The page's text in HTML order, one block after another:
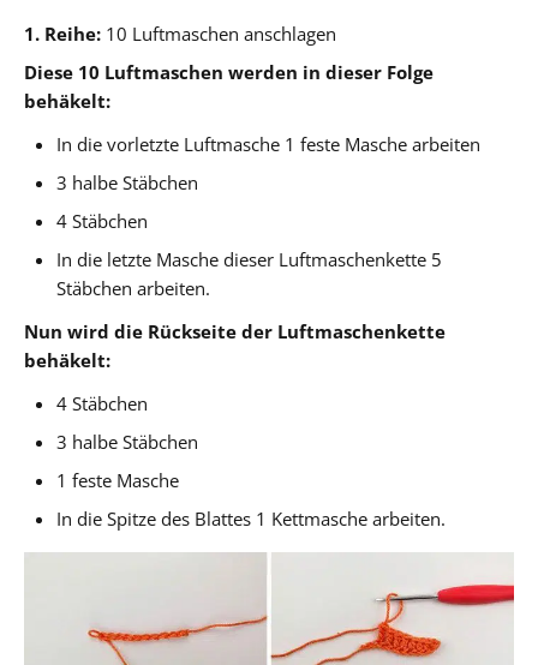
1. Reihe: 10 Luftmaschen anschlagen
Diese 10 Luftmaschen werden in dieser Folge
behäkelt:
In die vorletzte Luftmasche 1 feste Masche arbeiten
3 halbe Stäbchen
4 Stäbchen
In die letzte Masche dieser Luftmaschenkette 5
Stäbchen arbeiten.
Nun wird die Rückseite der Luftmaschenkette
behäkelt:
4 Stäbchen
3 halbe Stäbchen
1 feste Masche
In die Spitze des Blattes 1 Kettmasche arbeiten.